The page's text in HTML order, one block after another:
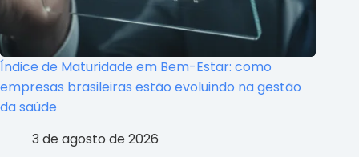
Índice de Maturidade em Bem-Estar: como
empresas brasileiras estão evoluindo na gestão
da saúde
3 de agosto de 2026